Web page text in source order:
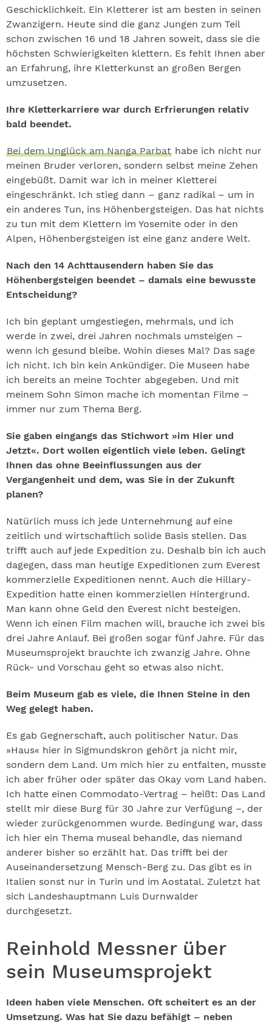
Geschicklichkeit. Ein Kletterer ist am besten in seinen
Zwanzigern. Heute sind die ganz Jungen zum Teil
schon zwischen 16 und 18 Jahren soweit, dass sie die
höchsten Schwierigkeiten klettern. Es fehlt Ihnen aber
an Erfahrung, ihre Kletterkunst an großen Bergen
umzusetzen.
Ihre Kletterkarriere war durch Erfrierungen relativ
bald beendet.
Bei dem Unglück am Nanga Parbat habe ich nicht nur
meinen Bruder verloren, sondern selbst meine Zehen
eingebüßt. Damit war ich in meiner Kletterei
eingeschränkt. Ich stieg dann – ganz radikal – um in
ein anderes Tun, ins Höhenbergsteigen. Das hat nichts
zu tun mit dem Klettern im Yosemite oder in den
Alpen, Höhenbergsteigen ist eine ganz andere Welt.
Nach den 14 Achttausendern haben Sie das
Höhenbergsteigen beendet – damals eine bewusste
Entscheidung?
Ich bin geplant umgestiegen, mehrmals, und ich
werde in zwei, drei Jahren nochmals umsteigen –
wenn ich gesund bleibe. Wohin dieses Mal? Das sage
ich nicht. Ich bin kein Ankündiger. Die Museen habe
ich bereits an meine Tochter abgegeben. Und mit
meinem Sohn Simon mache ich momentan Filme –
immer nur zum Thema Berg.
Sie gaben eingangs das Stichwort »im Hier und
Jetzt«. Dort wollen eigentlich viele leben. Gelingt
Ihnen das ohne Beeinflussungen aus der
Vergangenheit und dem, was Sie in der Zukunft
planen?
Natürlich muss ich jede Unternehmung auf eine
zeitlich und wirtschaftlich solide Basis stellen. Das
trifft auch auf jede Expedition zu. Deshalb bin ich auch
dagegen, dass man heutige Expeditionen zum Everest
kommerzielle Expeditionen nennt. Auch die Hillary-
Expedition hatte einen kommerziellen Hintergrund.
Man kann ohne Geld den Everest nicht besteigen.
Wenn ich einen Film machen will, brauche ich zwei bis
drei Jahre Anlauf. Bei großen sogar fünf Jahre. Für das
Museumsprojekt brauchte ich zwanzig Jahre. Ohne
Rück- und Vorschau geht so etwas also nicht.
Beim Museum gab es viele, die Ihnen Steine in den
Weg gelegt haben.
Es gab Gegnerschaft, auch politischer Natur. Das
»Haus« hier in Sigmundskron gehört ja nicht mir,
sondern dem Land. Um mich hier zu entfalten, musste
ich aber früher oder später das Okay vom Land haben.
Ich hatte einen Commodato-Vertrag – heißt: Das Land
stellt mir diese Burg für 30 Jahre zur Verfügung –, der
wieder zurückgenommen wurde. Bedingung war, dass
ich hier ein Thema museal behandle, das niemand
anderer bisher so erzählt hat. Das trifft bei der
Auseinandersetzung Mensch-Berg zu. Das gibt es in
Italien sonst nur in Turin und im Aostatal. Zuletzt hat
sich Landeshauptmann Luis Durnwalder
durchgesetzt.
Reinhold Messner über
sein Museumsprojekt
Ideen haben viele Menschen. Oft scheitert es an der
Umsetzung. Was hat Sie dazu befähigt – neben